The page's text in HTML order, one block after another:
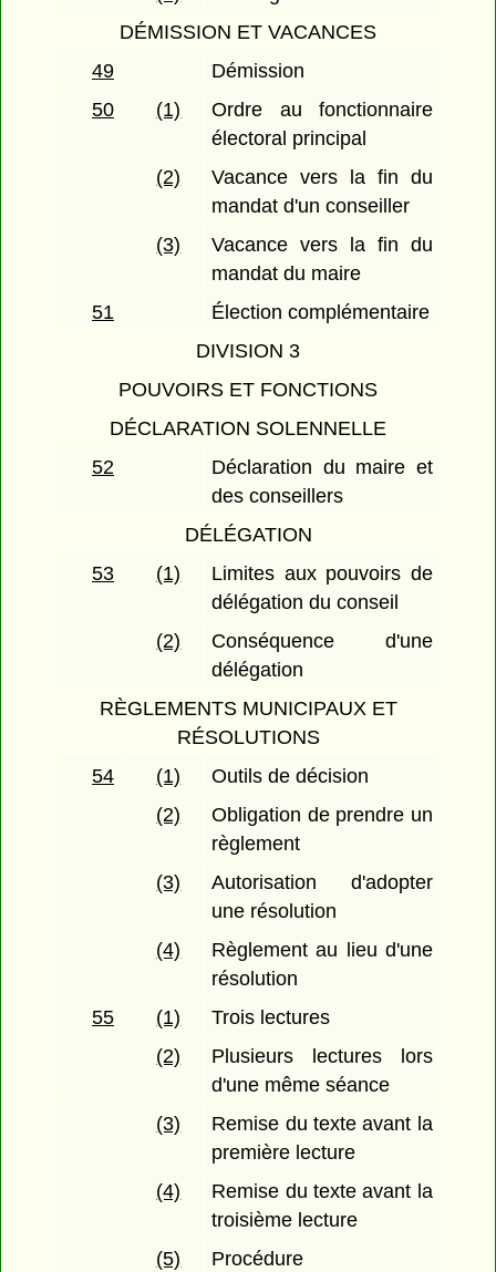
DÉMISSION ET VACANCES
49
Démission
50
(1)
Ordre au fonctionnaire
électoral principal
(2)
Vacance vers la fin du
mandat d'un conseiller
(3)
Vacance vers la fin du
mandat du maire
51
Élection complémentaire
DIVISION 3
POUVOIRS ET FONCTIONS
DÉCLARATION SOLENNELLE
52
Déclaration du maire et
des conseillers
DÉLÉGATION
53
(1)
Limites aux pouvoirs de
délégation du conseil
(2)
Conséquence d'une
délégation
RÈGLEMENTS MUNICIPAUX ET
RÉSOLUTIONS
54
(1)
Outils de décision
(2)
Obligation de prendre un
règlement
(3)
Autorisation d'adopter
une résolution
(4)
Règlement au lieu d'une
résolution
55
(1)
Trois lectures
(2)
Plusieurs lectures lors
d'une même séance
(3)
Remise du texte avant la
première lecture
(4)
Remise du texte avant la
troisième lecture
(5)
Procédure